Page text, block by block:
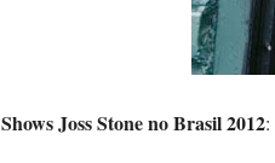
Shows Joss Stone no Brasil 2012: